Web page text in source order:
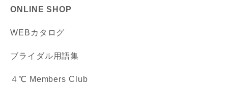
ONLINE SHOP
WEBカタログ
ブライダル用語集
４℃ Members Club